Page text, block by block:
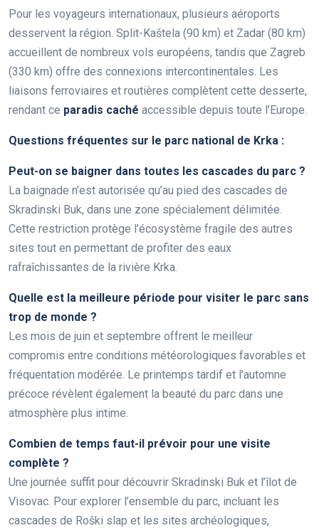
Pour les voyageurs internationaux, plusieurs aéroports
desservent la région. Split-Kaštela (90 km) et Zadar (80 km)
accueillent de nombreux vols européens, tandis que Zagreb
(330 km) offre des connexions intercontinentales. Les
liaisons ferroviaires et routières complètent cette desserte,
rendant ce paradis caché accessible depuis toute l’Europe.
Questions fréquentes sur le parc national de Krka :
Peut-on se baigner dans toutes les cascades du parc ?
La baignade n’est autorisée qu’au pied des cascades de
Skradinski Buk, dans une zone spécialement délimitée.
Cette restriction protège l’écosystème fragile des autres
sites tout en permettant de profiter des eaux
rafraîchissantes de la rivière Krka.
Quelle est la meilleure période pour visiter le parc sans
trop de monde ?
Les mois de juin et septembre offrent le meilleur
compromis entre conditions météorologiques favorables et
fréquentation modérée. Le printemps tardif et l’automne
précoce révèlent également la beauté du parc dans une
atmosphère plus intime.
Combien de temps faut-il prévoir pour une visite
complète ?
Une journée suffit pour découvrir Skradinski Buk et l’îlot de
Visovac. Pour explorer l’ensemble du parc, incluant les
cascades de Roški slap et les sites archéologiques,